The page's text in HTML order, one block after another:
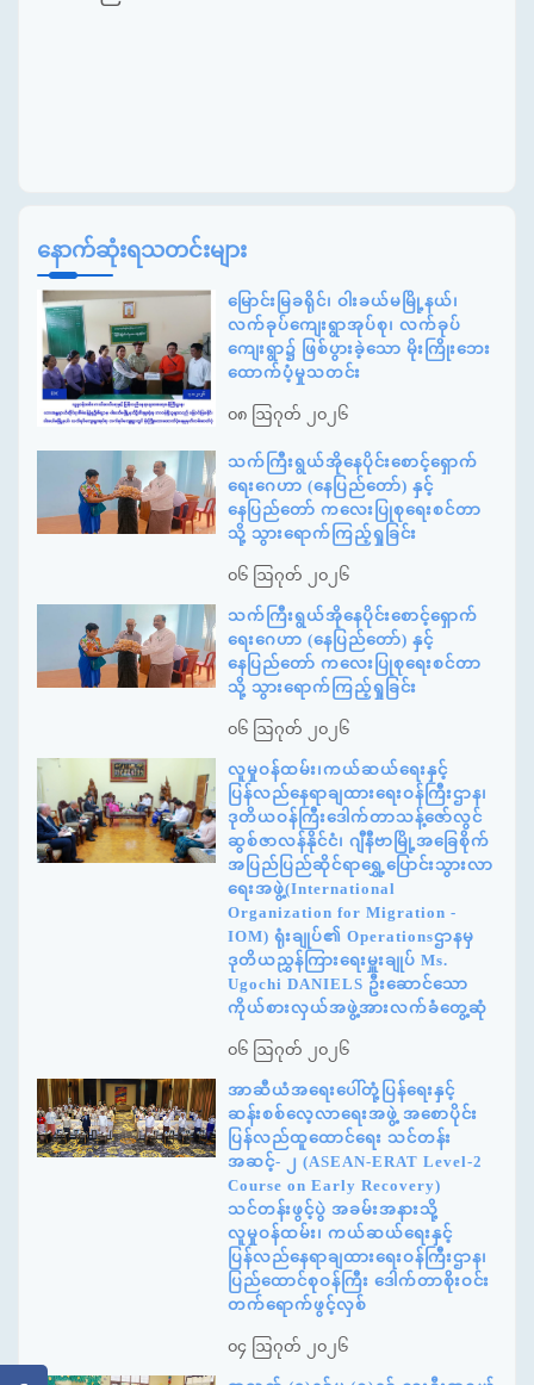
နောက်ဆုံးရသတင်းများ
မြောင်းမြခရိုင်၊ ဝါးခယ်မမြို့နယ်၊
လက်ခုပ်ကျေးရွာအုပ်စု၊ လက်ခုပ်
ကျေးရွာ၌ ဖြစ်ပွားခဲ့သော မိုးကြိုးဘေး
ထောက်ပံ့မှုသတင်း
၀၈ ဩဂုတ် ၂၀၂၆
သက်ကြီးရွယ်အိုနေပိုင်းစောင့်ရှောက်
ရေးဂေဟာ (နေပြည်တော်) နှင့်
နေပြည်တော် ကလေးပြုစုရေးစင်တာ
သို့ သွားရောက်ကြည့်ရှုခြင်း
၀၆ ဩဂုတ် ၂၀၂၆
သက်ကြီးရွယ်အိုနေပိုင်းစောင့်ရှောက်
ရေးဂေဟာ (နေပြည်တော်) နှင့်
နေပြည်တော် ကလေးပြုစုရေးစင်တာ
သို့ သွားရောက်ကြည့်ရှုခြင်း
၀၆ ဩဂုတ် ၂၀၂၆
လူမှုဝန်ထမ်း၊ကယ်ဆယ်ရေးနှင့်
ပြန်လည်နေရာချထားရေးဝန်ကြီးဌာန၊
ဒုတိယဝန်ကြီးဒေါက်တာသန့်ဇော်လွင်
ဆွစ်ဇာလန်နိုင်ငံ၊ ဂျီနီဗာမြို့အခြေစိုက်
အပြည်ပြည်ဆိုင်ရာရွှေ့ပြောင်းသွားလာ
ရေးအဖွဲ့(International
Organization for Migration -
IOM) ရုံးချုပ်၏ Operationsဌာနမှ
ဒုတိယညွှန်ကြားရေးမှူးချုပ် Ms.
Ugochi DANIELS ဦးဆောင်သော
ကိုယ်စားလှယ်အဖွဲ့အားလက်ခံတွေ့ဆုံ
၀၆ ဩဂုတ် ၂၀၂၆
အာဆီယံအရေးပေါ်တုံ့ပြန်ရေးနှင့်
ဆန်းစစ်လေ့လာရေးအဖွဲ့ အစောပိုင်း
ပြန်လည်ထူထောင်ရေး သင်တန်း
အဆင့်- ၂ (ASEAN-ERAT Level-2
Course on Early Recovery)
သင်တန်းဖွင့်ပွဲ အခမ်းအနားသို့
လူမှုဝန်ထမ်း၊ ကယ်ဆယ်ရေးနှင့်
ပြန်လည်နေရာချထားရေးဝန်ကြီးဌာန၊
ပြည်ထောင်စုဝန်ကြီး ဒေါက်တာစိုးဝင်း
တက်ရောက်ဖွင့်လှစ်
၀၄ ဩဂုတ် ၂၀၂၆